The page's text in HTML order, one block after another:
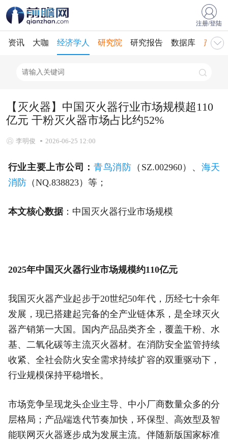
注册/登陆
资讯 大咖 经济学人 研究院 研究报告 数据库 产业
【灭火器】中国灭火器行业市场规模超110
亿元 干粉灭火器市场占比约52%
李明俊 2026-06-25 12:00
行业主要上市公司： 青鸟消防 （SZ.002960）、 海天
消防（NQ.838823）等；
本文核心数据：中国灭火器行业市场规模
2025年中国灭火器行业市场规模约110亿元
我国灭火器产业起步于20世纪50年代，历经七十余年
发展，现已搭建起完备的全产业链体系，是全球灭火
器产销第一大国。国内产品品类齐全，覆盖干粉、水
基、二氧化碳等主流灭火器材。在消防安全监管持续
收紧、全社会防火安全需求持续扩容的双重驱动下，
行业规模保持平稳增长。
市场竞争呈现龙头企业主导、中小厂商数量众多的分
层格局；产品端迭代节奏加快，环保型、高效型及智
能联网灭火器逐步成为发展主流。伴随新版国家标准